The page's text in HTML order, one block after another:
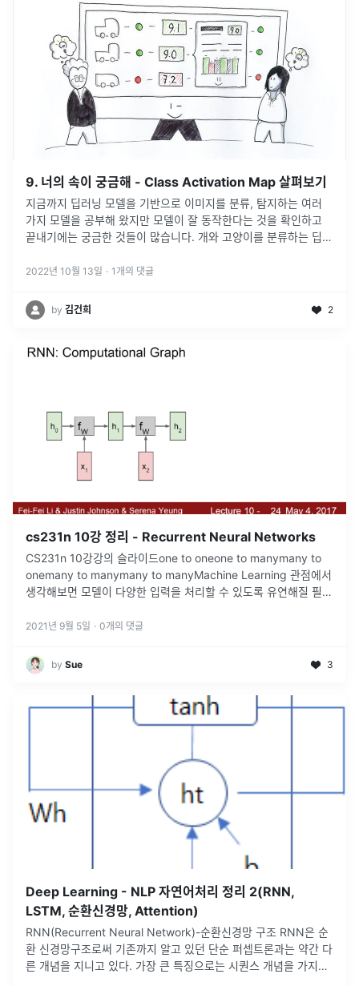
9. 너의 속이 궁금해 - Class Activation Map 살펴보기
지금까지 딥러닝 모델을 기반으로 이미지를 분류, 탐지하는 여러
가지 모델을 공부해 왔지만 모델이 잘 동작한다는 것을 확인하고
끝내기에는 궁금한 것들이 많습니다. 개와 고양이를 분류하는 딥러
고 개라는 결론을 ...
2022년 10월 13일 · 1 개의 댓글
by 김건희 2
cs231n 10강 정리 - Recurrent Neural Networks
CS231n 10강강의 슬라이드one to oneone to manymany to
onemany to manymany to manyMachine Learning 관점에서
생각해보면 모델이 다양한 입력을 처리할 수 있도록 유연해질 필요
2021년 9월 5일 · 0개의 댓글
by Sue 3
Deep Learning - NLP 자연어처리 정리 2(RNN,
LSTM, 순환신경망, Attention)
RNN(Recurrent Neural Network)-순환신경망 구조 RNN은 순
환 신경망구조로써 기존까지 알고 있던 단순 퍼셉트론과는 약간 다
른 개념을 지니고 있다. 가장 큰 특징으로는 시퀀스 개념을 가지고